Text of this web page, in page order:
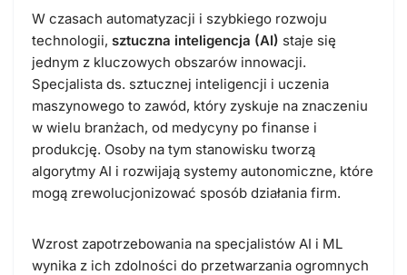
W czasach automatyzacji i szybkiego rozwoju
technologii, sztuczna inteligencja (AI) staje się
jednym z kluczowych obszarów innowacji.
Specjalista ds. sztucznej inteligencji i uczenia
maszynowego to zawód, który zyskuje na znaczeniu
w wielu branżach, od medycyny po finanse i
produkcję. Osoby na tym stanowisku tworzą
algorytmy AI i rozwijają systemy autonomiczne, które
mogą zrewolucjonizować sposób działania firm.
Wzrost zapotrzebowania na specjalistów AI i ML
wynika z ich zdolności do przetwarzania ogromnych